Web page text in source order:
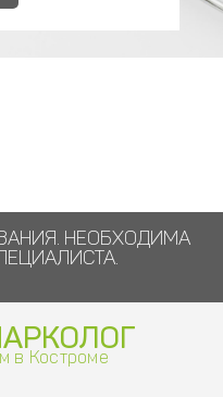
НЕОБХОДИМА
в Костроме